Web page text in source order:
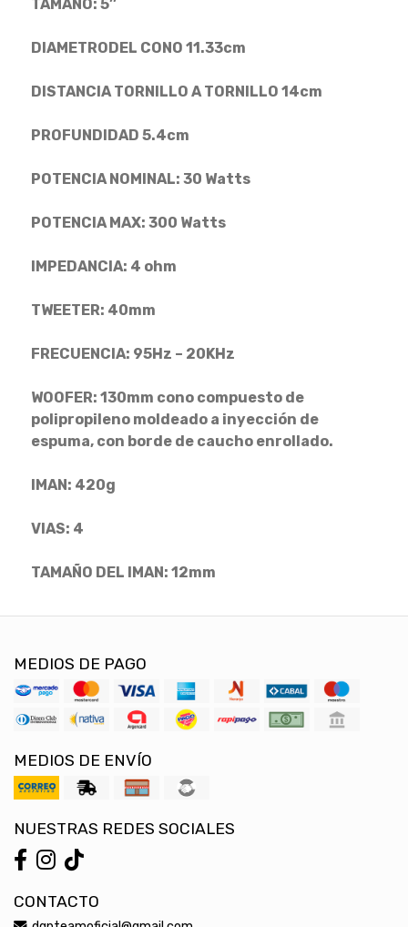
TAMAÑO: 5’’
DIAMETRODEL CONO 11.33cm
DISTANCIA TORNILLO A TORNILLO 14cm
PROFUNDIDAD 5.4cm
POTENCIA NOMINAL: 30 Watts
POTENCIA MAX: 300 Watts
IMPEDANCIA: 4 ohm
TWEETER: 40mm
FRECUENCIA: 95Hz – 20KHz
WOOFER: 130mm cono compuesto de
polipropileno moldeado a inyección de
espuma, con borde de caucho enrollado.
IMAN: 420g
VIAS: 4
TAMAÑO DEL IMAN: 12mm
MEDIOS DE PAGO
MEDIOS DE ENVÍO
NUESTRAS REDES SOCIALES
CONTACTO